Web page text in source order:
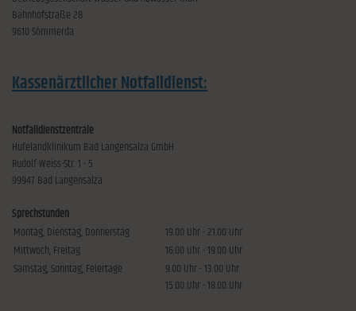
Bahnhofstraße 28
9610 Sömmerda
Kassenärztlicher Notfalldienst:
Notfalldienstzentrale
Hufelandklinikum Bad Langensalza GmbH
Rudolf-Weiss-Str. 1 - 5
99947 Bad Langensalza
Sprechstunden
Montag, Dienstag, Donnerstag
19.00 Uhr - 21.00 Uhr
Mittwoch, Freitag
16.00 Uhr - 19.00 Uhr
Samstag, Sonntag, Feiertage
9.00 Uhr - 13.00 Uhr
15.00 Uhr - 18.00 Uhr